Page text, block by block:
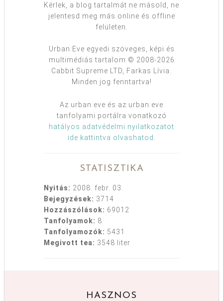
Kérlek, a blog tartalmát ne másold, ne
jelentesd meg más online és offline
felületen.
Urban:Eve egyedi szöveges, képi és
multimédiás tartalom © 2008-2026
Cabbit Supreme LTD, Farkas Lívia.
Minden jog fenntartva!
Az urban:eve és az urban:eve
tanfolyami portálra vonatkozó
hatályos adatvédelmi nyilatkozatot
ide kattintva olvashatod
STATISZTIKA
Nyitás: 2008. febr. 03.
Bejegyzések: 3714
Hozzászólások: 69012
Tanfolyamok: 8
Tanfolyamozók: 5431
Megivott tea: 3548 liter
HASZNOS